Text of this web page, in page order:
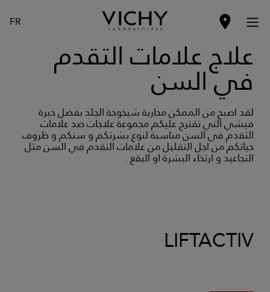
FR
علاج علامات التقدم
في السن
لقد اصبح من الممكن محاربة شيخوخة الجلد بفضل خبرة
فيشي التي تقترح عليكم مجموعة علاجات ضد علامات
التقدم في السن مناسبة لنوع بشرتكم و سنكم و ظروف
حياتكم من اجل التقليل من علامات التقدم في السن مثل
التجاعيد و ارتخاء البشرة او البقع .
LIFTACTIV